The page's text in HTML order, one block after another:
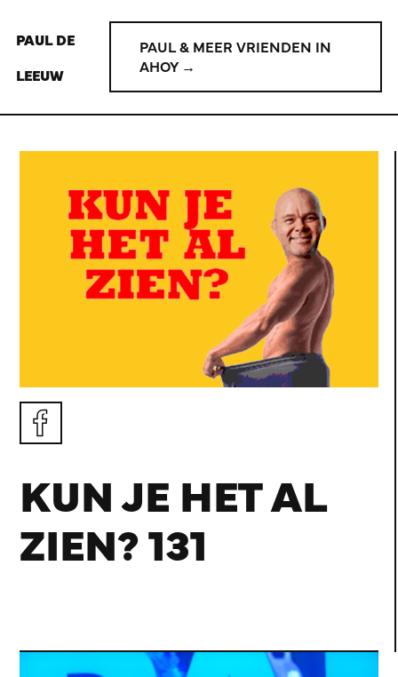
PAUL DE
LEEUW
PAUL & MEER VRIENDEN IN
AHOY →
KUN JE HET AL
ZIEN? 131